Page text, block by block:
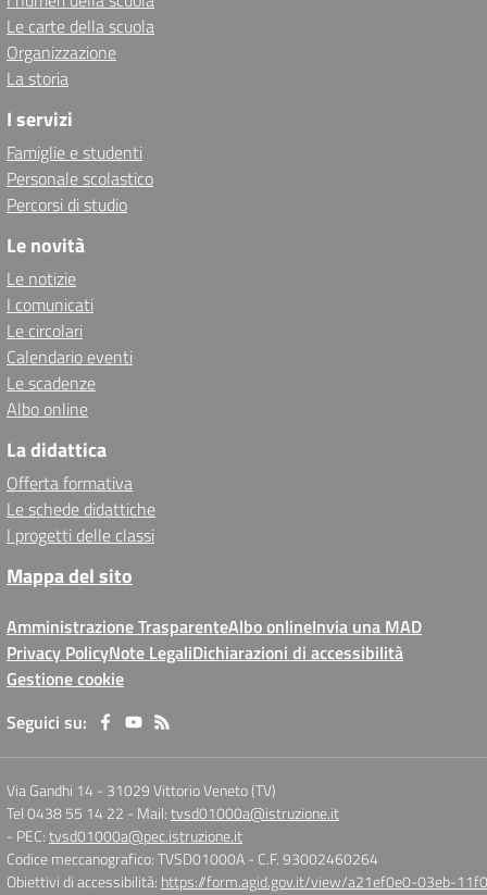
Le carte della scuola
Organizzazione
La storia
I servizi
Famiglie e studenti
Personale scolastico
Percorsi di studio
Le novità
Le notizie
I comunicati
Le circolari
Calendario eventi
Le scadenze
Albo online
La didattica
Offerta formativa
Le schede didattiche
I progetti delle classi
Mappa del sito
Amministrazione TrasparenteAlbo onlineInvia una MAD
Privacy PolicyNote LegaliDichiarazioni di accessibilità
Gestione cookie
Seguici su:
Via Gandhi 14 - 31029 Vittorio Veneto (TV)
Tel 0438 55 14 22 - Mail:tvsd01000a@istruzione.it
- PEC:tvsd01000a@pec.istruzione.it
Codice meccanografico: TVSD01000A- C.F. 93002460264
Obiettivi di accessibilità: https://form.agid.gov.it/view/a21ef0e0-03eb-